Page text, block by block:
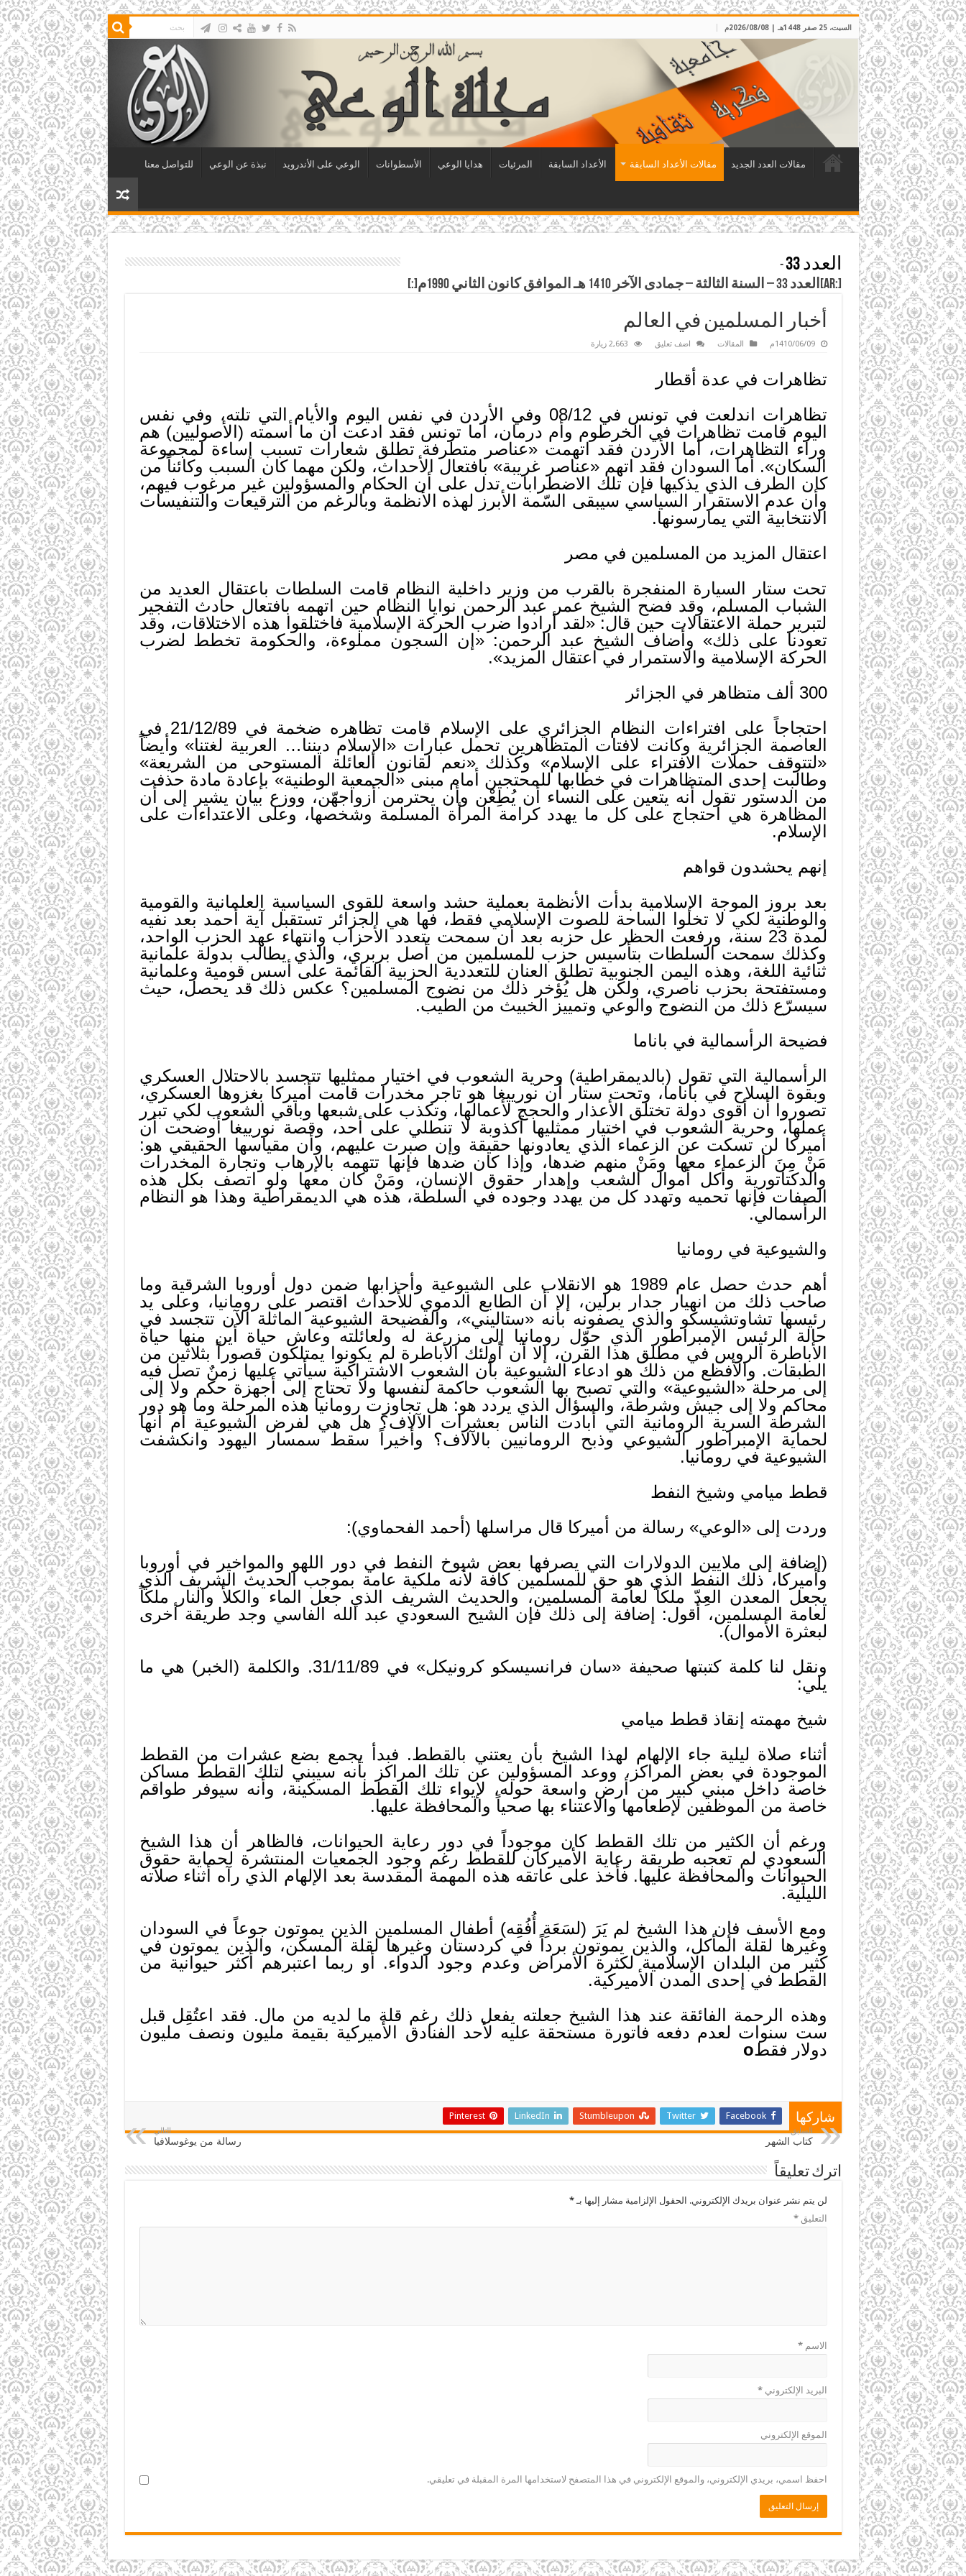
السبت، 25 صفر 1448هـ | 2026/08/08م
مقالات العدد الجديد مقالات الأعداد السابقة الأعداد السابقة المرئيات هدايا الوعي الأسطوانات الوعي على الأندرويد نبذة عن الوعي للتواصل معنا
العدد 33
-
[:ar]العدد 33 – السنة الثالثة – جمادى الآخر 1410 هـ الموافق كانون الثاني 1990م[:]
أخبار المسلمين في العالم
1410/06/09م المقالات اضف تعليق 2,663 زيارة
تظاهرات في عدة أقطار
تظاهرات اندلعت في تونس في 08/12 وفي الأردن في نفس اليوم والأيام التي تلته، وفي نفس
اليوم قامت تظاهرات في الخرطوم وأم درمان، أما تونس فقد ادعت أن ما أسمته (الأصوليين) هم
وراء التظاهرات، أما الأردن فقد اتهمت «عناصر متطرفة تطلق شعارات تسبب إساءة لمجموعة
السكان». أما السودان فقد اتهم «عناصر غريبة» بافتعال الأحداث، ولكن مهما كان السبب وكائناً من
كان الطرف الذي يذكيها فإن تلك الاضطرابات تدل على أن الحكام والمسؤولين غير مرغوب فيهم،
وأن عدم الاستقرار السياسي سيبقى السّمة الأبرز لهذه الأنظمة وبالرغم من الترقيعات والتنفيسات
الانتخابية التي يمارسونها.
اعتقال المزيد من المسلمين في مصر
تحت ستار السيارة المنفجرة بالقرب من وزير داخلية النظام قامت السلطات باعتقال العديد من
الشباب المسلم، وقد فضح الشيخ عمر عبد الرحمن نوايا النظام حين اتهمه بافتعال حادث التفجير
لتبرير حملة الاعتقالات حين قال: «لقد أرادوا ضرب الحركة الإسلامية فاختلقوا هذه الاختلاقات، وقد
تعودنا على ذلك» وأضاف الشيخ عبد الرحمن: «إن السجون مملوءة، والحكومة تخطط لضرب
الحركة الإسلامية والاستمرار في اعتقال المزيد».
300 ألف متظاهر في الجزائر
احتجاجاً على افتراءات النظام الجزائري على الإسلام قامت تظاهره ضخمة في 21/12/89 في
العاصمة الجزائرية وكانت لافتات المتظاهرين تحمل عبارات «الإسلام ديننا… العربية لغتنا» وأيضاً
«لتتوقف حملات الافتراء على الإسلام» وكذلك «نعم لقانون العائلة المستوحى من الشريعة»
وطالبت إحدى المتظاهرات في خطابها للمحتجين أمام مبنى «الجمعية الوطنية» بإعادة مادة حذفت
من الدستور تقول أنه يتعين على النساء أن يُطِعْن وأن يحترمن أزواجهّن، ووزع بيان يشير إلى أن
المظاهرة هي احتجاج على كل ما يهدد كرامة المرأة المسلمة وشخصها، وعلى الاعتداءات على
الإسلام.
إنهم يحشدون قواهم
بعد بروز الموجة الإسلامية بدأت الأنظمة بعملية حشد واسعة للقوى السياسية العلمانية والقومية
والوطنية لكي لا تخلوا الساحة للصوت الإسلامي فقط، فها هي الجزائر تستقبل آية أحمد بعد نفيه
لمدة 23 سنة، ورفعت الحظر عل حزبه بعد أن سمحت بتعدد الأحزاب وانتهاء عهد الحزب الواحد،
وكذلك سمحت السلطات بتأسيس حزب للمسلمين من أصل بربري، والذي يطالب بدولة علمانية
ثنائية اللغة، وهذه اليمن الجنوبية تطلق العنان للتعددية الحزبية القائمة على أسس قومية وعلمانية
ومستفتحة بحزب ناصري، ولكن هل يُؤخر ذلك من نضوج المسلمين؟ عكس ذلك قد يحصل، حيث
سيسرّع ذلك من النضوج والوعي وتمييز الخبيث من الطيب.
فضيحة الرأسمالية في باناما
الرأسمالية التي تقول (بالديمقراطية) وحرية الشعوب في اختيار ممثليها تتجسد بالاحتلال العسكري
وبقوة السلاح في باناما، وتحت ستار أن نورييغا هو تاجر مخدرات قامت أميركا بغزوها العسكري،
تصوروا أن أقوى دولة تختلق الأعذار والحجج لأعمالها، وتكذب على شبعها وباقي الشعوب لكي تبرر
عملها، وحرية الشعوب في اختيار ممثليها أكذوبة لا تنطلي على أحد، وقصة نورييغا أوضحت أن
أميركا لن تسكت عن الزعماء الذي يعادونها حقيقة وإن صبرت عليهم، وأن مقياسها الحقيقي هو:
مَنْ مِنَ الزعماء معها ومَنْ منهم ضدها، وإذا كان ضدها فإنها تتهمه بالإرهاب وتجارة المخدرات
والدكتاتورية وأكل أموال الشعب وإهدار حقوق الإنسان، ومَنْ كان معها ولو اتصف بكل هذه
الصفات فإنها تحميه وتهدد كل من يهدد وجوده في السلطة، هذه هي الديمقراطية وهذا هو النظام
الرأسمالي.
والشيوعية في رومانيا
أهم حدث حصل عام 1989 هو الانقلاب على الشيوعية وأحزابها ضمن دول أوروبا الشرقية وما
صاحب ذلك من انهيار جدار برلين، إلا أن الطابع الدموي للأحداث اقتصر على رومانيا، وعلى يد
رئيسها تشاوتشيسكو والذي يصفونه بأنه «ستاليني»، والفضيحة الشيوعية الماثلة الآن تتجسد في
حالة الرئيس الإمبراطور الذي حوّل رومانيا إلى مزرعة له ولعائلته وعاش حياة أين منها حياة
الأباطرة الروس في مطلق هذا القرن، إلا أن أولئك الأباطرة لم يكونوا يمتلكون قصوراً بثلاثين من
الطبقات. والأفظع من ذلك هو ادعاء الشيوعية بأن الشعوب الاشتراكية سيأتي عليها زمنٌ تصل فيه
إلى مرحلة «الشيوعية» والتي تصبح بها الشعوب حاكمة لنفسها ولا تحتاج إلى أجهزة حكم ولا إلى
محاكم ولا إلى جيش وشرطة، والسؤال الذي يردد هو: هل تجاوزت رومانيا هذه المرحلة وما هو دور
الشرطة السرية الرومانية التي أبادت الناس بعشرات الآلاف؟ هل هي لفرض الشيوعية أم أنها
لحماية الإمبراطور الشيوعي وذبح الرومانيين بالآلاف؟ وأخيراً سقط سمسار اليهود وانكشفت
الشيوعية في رومانيا.
قطط ميامي وشيخ النفط
وردت إلى «الوعي» رسالة من أميركا قال مراسلها (أحمد الفحماوي):
(إضافة إلى ملايين الدولارات التي يصرفها بعض شيوخ النفط في دور اللهو والمواخير في أوروبا
وأميركا، ذلك النفط الذي هو حق للمسلمين كافة لأنه ملكية عامة بموجب الحديث الشريف الذي
يجعل المعدن العِدّ ملكاً لعامة المسلمين، والحديث الشريف الذي جعل الماء والكلأ والنار ملكاً
لعامة المسلمين، أقول: إضافة إلى ذلك فإن الشيح السعودي عبد الله الفاسي وجد طريقة أخرى
لبعثرة الأموال).
ونقل لنا كلمة كتبتها صحيفة «سان فرانسيسكو كرونيكل» في 31/11/89. والكلمة (الخبر) هي ما
يلي:
شيخ مهمته إنقاذ قطط ميامي
أثناء صلاة ليلية جاء الإلهام لهذا الشيخ بأن يعتني بالقطط. فبدأ يجمع بضع عشرات من القطط
الموجودة في بعض المراكز، ووعد المسؤولين عن تلك المراكز بأنه سيبني لتلك القطط مساكن
خاصة داخل مبني كبير من أرض واسعة حوله، لإيواء تلك القطط المسكينة، وأنه سيوفر طواقم
خاصة من الموظفين لإطعامها والاعتناء بها صحياً والمحافظة عليها.
ورغم أن الكثير من تلك القطط كان موجوداً في دور رعاية الحيوانات، فالظاهر أن هذا الشيخ
السعودي لم تعجبه طريقة رعاية الأميركان للقطط رغم وجود الجمعيات المنتشرة لحماية حقوق
الحيوانات والمحافظة عليها. فأخذ على عاتقه هذه المهمة المقدسة بعد الإلهام الذي رآه أثناء صلاته
الليلية.
ومع الأسف فإن هذا الشيخ لم يَرَ (لسَعَةِ أُفُقِه) أطفال المسلمين الذين يموتون جوعاً في السودان
وغيرها لقلة المأكل، والذين يموتون برداً في كردستان وغيرها لقلة المسكن، والذين يموتون في
كثير من البلدان الإسلامية لكثرة الأمراض وعدم وجود الدواء. أو ربما اعتبرهم أكثر حيوانية من
القطط في إحدى المدن الأميركية.
وهذه الرحمة الفائقة عند هذا الشيخ جعلته يفعل ذلك رغم قلة ما لديه من مال. فقد اعتُقِل قبل
ست سنوات لعدم دفعه فاتورة مستحقة عليه لأحد الفنادق الأميركية بقيمة مليون ونصف مليون
دولار فقطo
شاركها Facebook
Twitter
Stumbleupon
LinkedIn
Pinterest
السابق
كتاب الشهر
التالي
رسالة من يوغوسلافيا
اترك تعليقاً
لن يتم نشر عنوان بريدك الإلكتروني. الحقول الإلزامية مشار إليها بـ*
التعليق*
الاسم*
البريد الإلكتروني*
الموقع الإلكتروني
احفظ اسمي، بريدي الإلكتروني، والموقع الإلكتروني في هذا المتصفح لاستخدامها المرة المقبلة في تعليقي.